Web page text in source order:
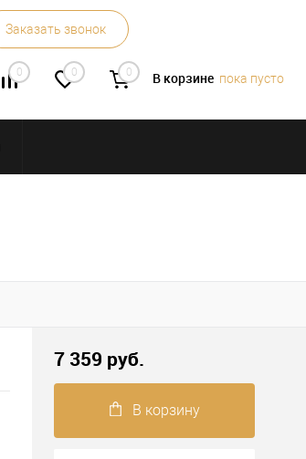
Заказать звонок
0 0 0 В корзине пока пусто
7 359 руб.
В корзину